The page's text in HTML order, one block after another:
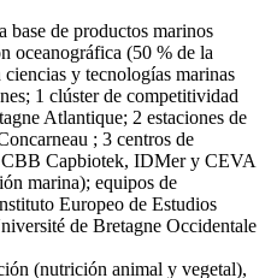
base de productos marinos
oceanográfica (50 % de la
y tecnologías marinas
1 clúster de competitividad
Atlantique; 2 estaciones de
; 3 centros de
CBB Capbiotek, IDMer y CEVA
marina); equipos de
Europeo de Estudios
de Bretagne Occidentale
(nutrición animal y vegetal),